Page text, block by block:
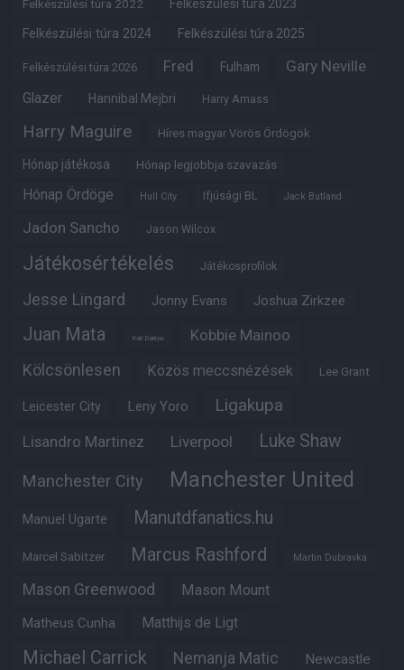
Felkészülési túra 2022 Felkészülési túra 2023
Felkészülési túra 2024 Felkészülési túra 2025
Felkészülési túra 2026 Fred Fulham Gary Neville
Glazer Hannibal Mejbri Harry Amass
Harry Maguire Híres magyar Vörös Ördögök
Hónap játékosa Hónap legjobbja szavazás
Hónap Ördöge Hull City Ifjúsági BL Jack Butland
Jadon Sancho Jason Wilcox
Játékosértékelés Játékosprofilok
Jesse Lingard Jonny Evans Joshua Zirkzee
Juan Mata Karl Darlow Kobbie Mainoo
Kölcsönlesen Közös meccsnézések Lee Grant
Leicester City Leny Yoro Ligakupa
Lisandro Martinez Liverpool Luke Shaw
Manchester City Manchester United
Manuel Ugarte Manutdfanatics.hu
Marcel Sabitzer Marcus Rashford Martin Dubravka
Mason Greenwood Mason Mount
Matheus Cunha Matthijs de Ligt
Michael Carrick Nemanja Matic Newcastle